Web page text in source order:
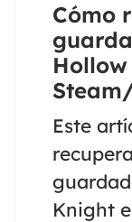
Cómo
Este
Knight